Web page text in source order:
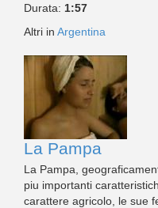
Durata: 1:57
Altri in Argentina
La Pampa
La Pampa,
piu importanti
carattere agricolo, le sue